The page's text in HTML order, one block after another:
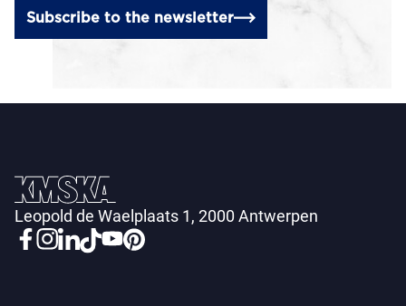
Subscribe to the newsletter
Leopold de Waelplaats 1, 2000 Antwerpen